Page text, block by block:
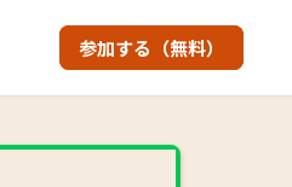
参加する（無料）